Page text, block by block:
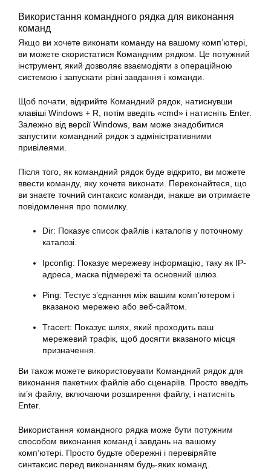
Використання командного рядка для виконання
команд
Якщо ви хочете виконати команду на вашому комп’ютері,
ви можете скористатися Командним рядком. Це потужний
інструмент, який дозволяє взаємодіяти з операційною
системою і запускати різні завдання і команди.
Щоб почати, відкрийте Командний рядок, натиснувши
клавіші Windows + R, потім введіть «cmd» і натисніть Enter.
Залежно від версії Windows, вам може знадобитися
запустити командний рядок з адміністративними
привілеями.
Після того, як командний рядок буде відкрито, ви можете
ввести команду, яку хочете виконати. Переконайтеся, що
ви знаєте точний синтаксис команди, інакше ви отримаєте
повідомлення про помилку.
Dir: Показує список файлів і каталогів у поточному
каталозі.
Ipconfig: Показує мережеву інформацію, таку як IP-
адреса, маска підмережі та основний шлюз.
Ping: Тестує з’єднання між вашим комп’ютером і
вказаною мережею або веб-сайтом.
Tracert: Показує шлях, який проходить ваш
мережевий трафік, щоб досягти вказаного місця
призначення.
Ви також можете використовувати Командний рядок для
виконання пакетних файлів або сценаріїв. Просто введіть
ім’я файлу, включаючи розширення файлу, і натисніть
Enter.
Використання командного рядка може бути потужним
способом виконання команд і завдань на вашому
комп’ютері. Просто будьте обережні і перевіряйте
синтаксис перед виконанням будь-яких команд.